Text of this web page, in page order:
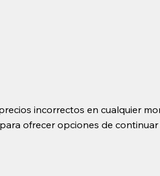
incorrectos en cualquier
ofrecer opciones de